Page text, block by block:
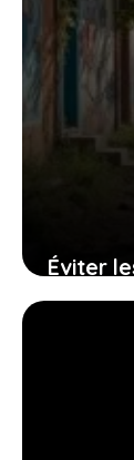
Éviter